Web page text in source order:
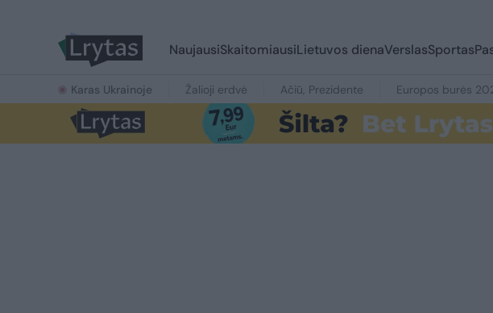
NaujausiSkaitomiausiLietuvos dienaVerslasSportas
Karas Ukrainoje Žalioji erdvė Ačiū, Prezidente Europos burės